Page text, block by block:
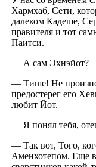
Хармхаб, Сети,
далеком Кадеше,
правителя и тот
Паитси.
— А сам Эхнэйот?
— Тише! Не
предостерег его
любит Йот.
— Я понял тебя,
— Так вот, Того,
Аменхотепом. Еще в